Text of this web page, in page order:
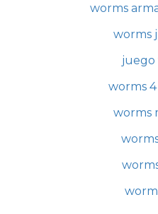
worms
worms
juego
worms
worms